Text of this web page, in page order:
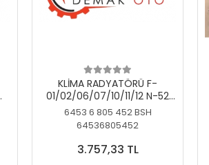
KLİMA RADYATÖRÜ F-
01/02/06/07/10/11/12 N-52
N/N-53/57/63
6453 6 805 452 BSH
64536805452
3.757,33 TL